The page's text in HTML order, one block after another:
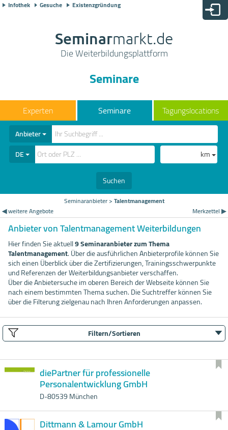
Infothek Gesuche Existenzgründung
Seminarmarkt.de
Die Weiterbildungsplattform
Seminare
Seminare Tagungslocations
Anbieter
DE
km
Suchen
Seminaranbieter>Talentmanagement
◀ weitere Angebote
Merkzettel ▶
Anbieter von Talentmanagement Weiterbildungen
Hier finden Sie aktuell9 Seminaranbieter zum Thema
Talentmanagement. Über die ausführlichen Anbieterprofile können Sie
sich einen Überblick über die Zertifizierungen, Trainingsschwerpunkte
und Referenzen der Weiterbildungsanbieter verschaffen.
Über die Anbietersuche im oberen Bereich der Webseite können Sie
nach einem bestimmten Thema suchen. Die Suchtreffer können Sie
über die Filterung zielgenau nach Ihren Anforderungen anpassen.
Filtern/Sortieren
diePartner für professionelle
Personalentwicklung GmbH
D-80539 München
Dittmann & Lamour GmbH